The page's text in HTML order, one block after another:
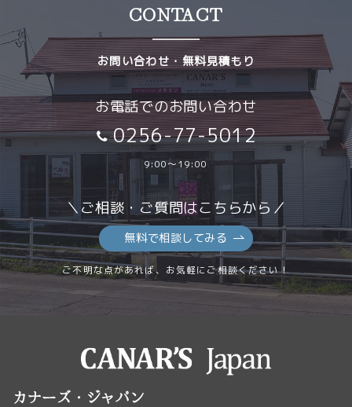
CONTACT
お問い合わせ・無料見積もり
お電話でのお問い合わせ
0256-77-5012
9:00～19:00
＼ご相談・ご質問はこちらから／
無料で相談してみる
ご不明な点があれば、お気軽にご相談ください！
カナーズ・ジャパン